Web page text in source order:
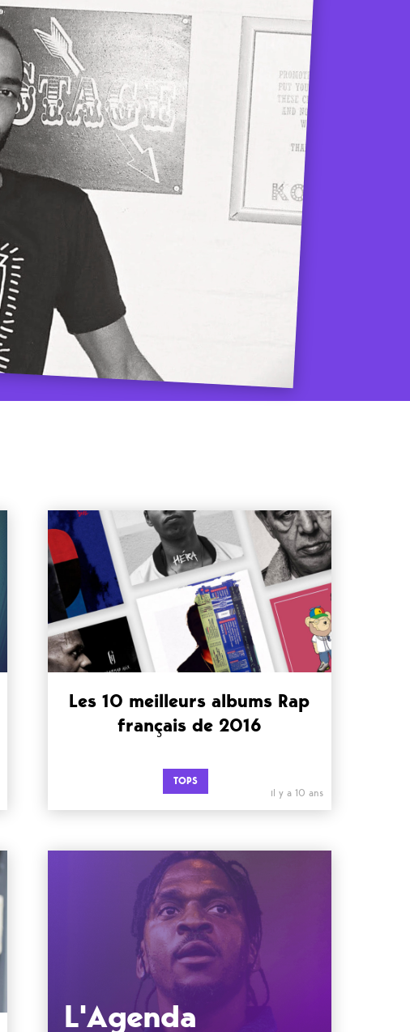
Les 10 meilleurs albums Rap
français de 2016
TOPS
il y a 10 ans
L'Agenda